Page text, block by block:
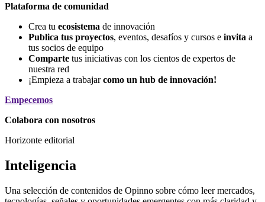
Plataforma de comunidad
Crea tu ecosistema de innovación
Publica tus proyectos, eventos, desafíos y cursos e invita a
tus socios de equipo
Comparte tus iniciativas con los cientos de expertos de
nuestra red
¡Empieza a trabajarcomo un hub de innovación!
Empecemos
Colabora con nosotros
Horizonte editorial
Inteligencia
Una selección de contenidos de Opinno sobre cómo leer mercados,